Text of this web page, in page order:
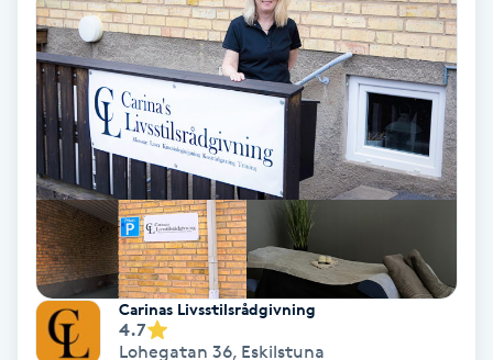
Piercing
Pigmentbehandling
Pigmentfläckar
Plastikkirurgi
Powder brows
Carinas Livsstilsrådgivning
4.7
Lohegatan 36, Eskilstuna